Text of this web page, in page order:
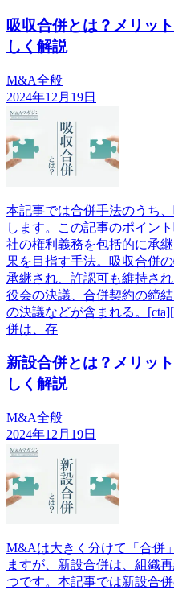
吸収合併とは？メリッ
しく解説
M&A全般
2024年12月19日
本記事では合併手法のうち
します。この記事のポイン
社の権利義務を包括的に承
果を目指す手法。吸収合併
承継され、許認可も維持さ
役会の決議、合併契約の締
の決議などが含まれる。
併は、存
新設合併とは？メリッ
しく解説
M&A全般
2024年12月19日
M&Aは大きく分けて「合併
ますが、新設合併は、組織
つです。本記事では新設合